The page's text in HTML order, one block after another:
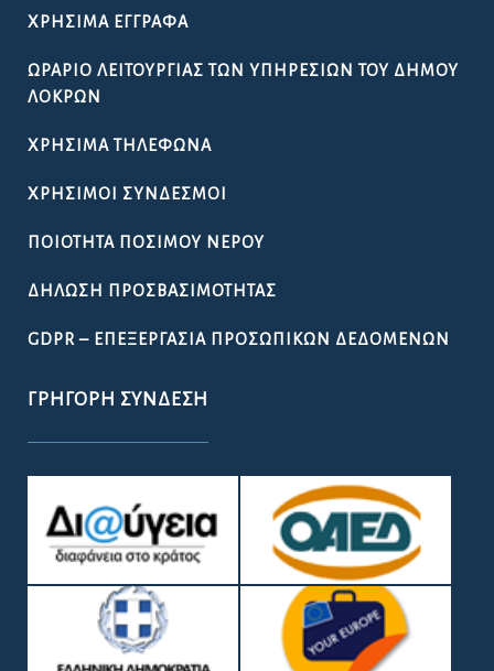
ΧΡΉΣΙΜΑ ΈΓΓΡΑΦΑ
ΩΡΆΡΙΟ ΛΕΙΤΟΥΡΓΊΑΣ ΤΩΝ ΥΠΗΡΕΣΙΏΝ ΤΟΥ ΔΉΜΟΥ
ΛΟΚΡΏΝ
ΧΡΉΣΙΜΑ ΤΗΛΈΦΩΝΑ
ΧΡΉΣΙΜΟΙ ΣΎΝΔΕΣΜΟΙ
ΠΟΙΌΤΗΤΑ ΠΌΣΙΜΟΥ ΝΕΡΟΎ
ΔΉΛΩΣΗ ΠΡΟΣΒΑΣΙΜΌΤΗΤΑΣ
GDPR – ΕΠΕΞΕΡΓΑΣΙΑ ΠΡΟΣΩΠΙΚΩΝ ΔΕΔΟΜΕΝΩΝ
ΓΡΉΓΟΡΗ ΣΎΝΔΕΣΗ